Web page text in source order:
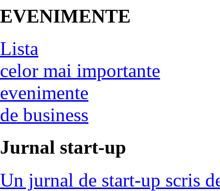
EVENIMENTE
Lista
celor mai importante
evenimente
de business
Jurnal start-up
Un jurnal de start-up scris